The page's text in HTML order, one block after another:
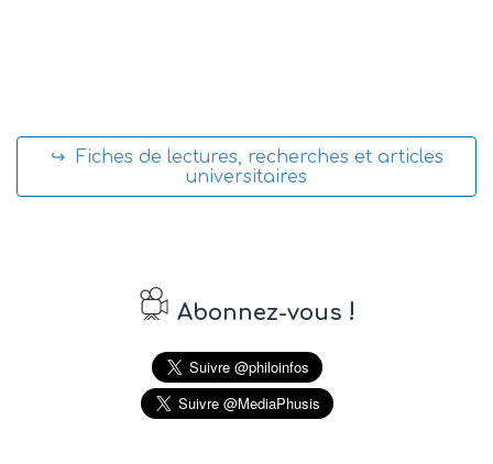
↪ Fiches de lectures, recherches et articles
universitaires
Abonnez-vous !